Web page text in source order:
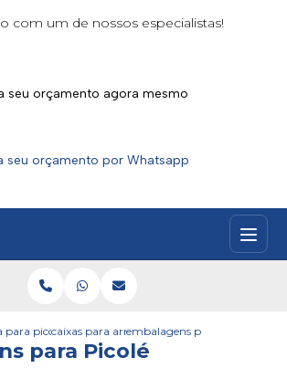
com um de nossos especialistas!
seu orçamento agora mesmo
seu orçamento por Whatsapp
para picolescaixas para armazenar picole
embalagens para picole
para Picolé